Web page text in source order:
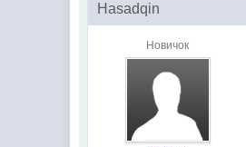
Hasadqin
Новичок